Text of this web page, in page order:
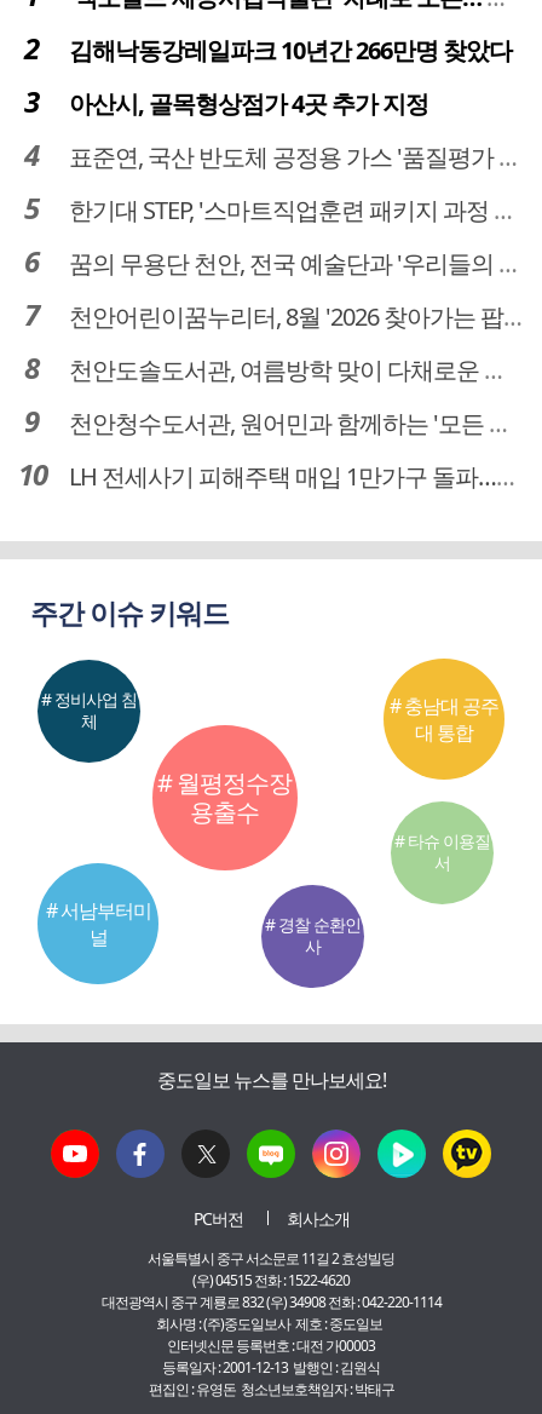
김해낙동강레일파크 10년간 266만명 찾았다
아산시, 골목형상점가 4곳 추가 지정
표준연, 국산 반도체 공정용 가스 '품질평가 체계' 구축
한기대 STEP, '스마트직업훈련 패키지 과정 3기' 모집
꿈의 무용단 천안, 전국 예술단과 '우리들의 하모니' 선보여
천안어린이꿈누리터, 8월 '2026 찾아가는 팝업놀이터' 운영
천안도솔도서관, 여름방학 맞이 다채로운 독서문화 프로그램 운영
천안청수도서관, 원어민과 함께하는 '모든 영어 모든 독서' 운영
LH 전세사기 피해주택 매입 1만가구 돌파…피해 인정도 4만건 넘어
주간 이슈 키워드
# 월평정수장
용출수
# 서남부터미
널
# 충남대 공주
대 통합
# 정비사업 침
체
# 경찰 순환인
사
# 타슈 이용질
서
중도일보 뉴스를 만나보세요!
PC버전 회사소개
서울특별시 중구 서소문로 11길 2 효성빌딩
(우) 04515 전화 : 1522-4620
대전광역시 중구 계룡로 832 (우) 34908 전화 : 042-220-1114
회사명 : (주)중도일보사 제호 : 중도일보
인터넷신문 등록번호 : 대전 가00003
등록일자 : 2001-12-13 발행인 : 김원식
편집인 : 유영돈 청소년보호책임자 : 박태구